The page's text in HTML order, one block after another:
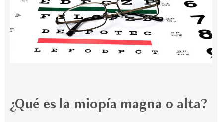
¿Qué es la miopía magna o alta?